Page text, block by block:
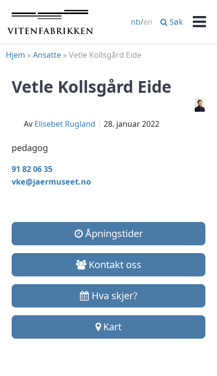
innhold
nb/en Søk
Hjem »Ansatte »Vetle Kollsgård Eide
Vetle Kollsgård Eide
av Elisebet Rugland 28. januar 2022
pedagog
91 82 06 35
vke@jaermuseet.no
Åpningstider
Kontakt oss
Hva skjer?
Kart